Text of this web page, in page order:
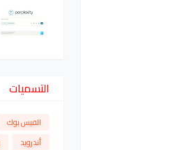
التسميات
الفيس بوك
أندرويد